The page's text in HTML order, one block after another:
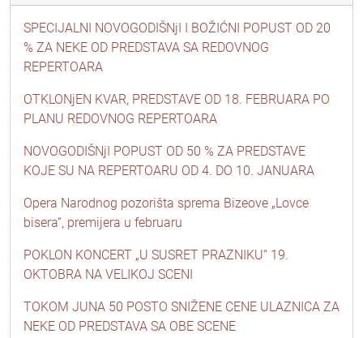
SPECIJALNI NOVOGODIŠNjI I BOŽIĆNI POPUST OD 20
% ZA NEKE OD PREDSTAVA SA REDOVNOG
REPERTOARA
OTKLONjEN KVAR, PREDSTAVE OD 18. FEBRUARA PO
PLANU REDOVNOG REPERTOARA
NOVOGODIŠNjI POPUST OD 50 % ZA PREDSTAVE
KOJE SU NA REPERTOARU OD 4. DO 10. JANUARA
Opera Narodnog pozorišta sprema Bizeove „Lovce
bisera“, premijera u februaru
POKLON KONCERT „U SUSRET PRAZNIKU“ 19.
OKTOBRA NA VELIKOJ SCENI
TOKOM JUNA 50 POSTO SNIŽENE CENE ULAZNICA ZA
NEKE OD PREDSTAVA SA OBE SCENE